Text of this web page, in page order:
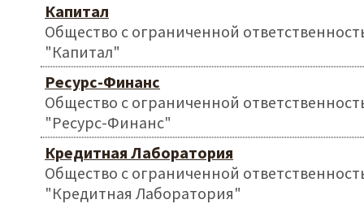
Капитал
Общество с ограниченной
"Капитал"
Ресурс-Финанс
Общество с ограниченной
"Ресурс-Финанс"
Кредитная Лаборатория
Общество с ограниченной
"Кредитная Лаборатория"